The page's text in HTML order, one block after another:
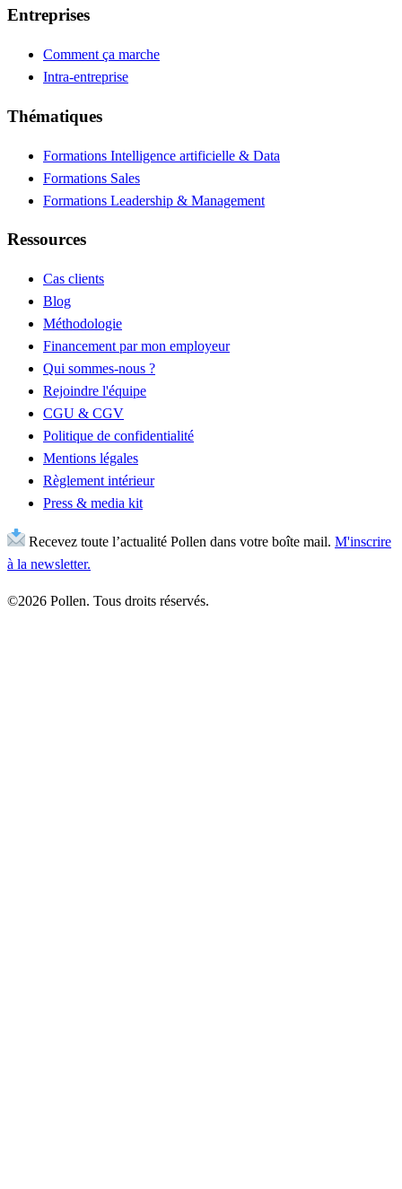
Entreprises
Comment ça marche
Intra-entreprise
Thématiques
Formations Intelligence artificielle & Data
Formations Sales
Formations Leadership & Management
Ressources
Cas clients
Blog
Méthodologie
Financement par mon employeur
Qui sommes-nous ?
Rejoindre l'équipe
CGU & CGV
Politique de confidentialité
Mentions légales
Règlement intérieur
Press & media kit
Recevez toute l’actualité Pollen dans votre boîte mail. M'inscrire
à la newsletter.
©2026 Pollen. Tous droits réservés.